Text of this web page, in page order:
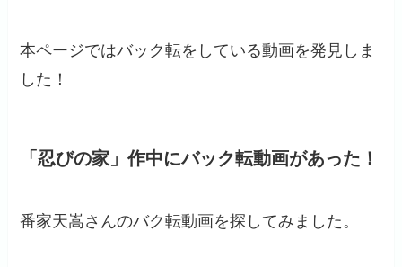
本ページではバック転をしている動画を発見しま
した！
「忍びの家」作中にバック転動画があった！
番家天嵩さんのバク転動画を探してみました。